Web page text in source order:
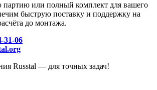
партию или полный комплект для вашего
быструю поставку и поддержку на
до монтажа.
31-06
Russtal — для точных задач!